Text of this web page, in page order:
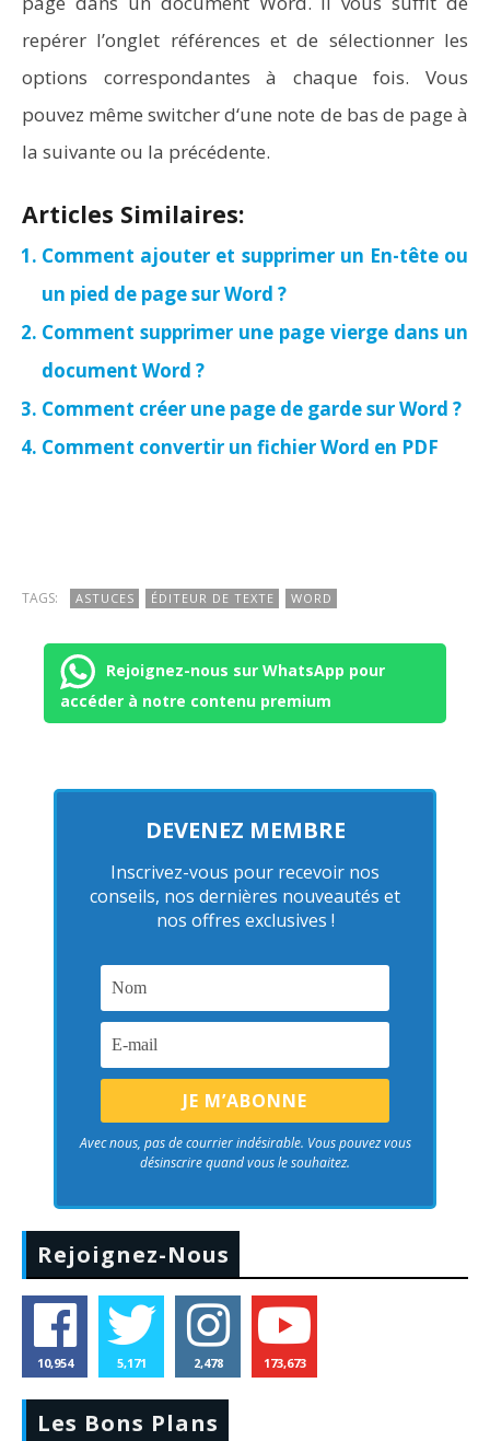
repérer l’onglet références et de sélectionner les
options correspondantes à chaque fois. Vous
pouvez même switcher d‘une note de bas de page à
la suivante ou la précédente.
Articles Similaires:
Comment ajouter et supprimer un En-tête ou
un pied de page sur Word ?
Comment supprimer une page vierge dans un
document Word ?
Comment créer une page de garde sur Word ?
Comment convertir un fichier Word en PDF
TAGS: ASTUCES ÉDITEUR DE TEXTE WORD
Rejoignez-nous sur WhatsApp pour
accéder à notre contenu premium
DEVENEZ MEMBRE
Inscrivez-vous pour recevoir nos
conseils, nos dernières nouveautés et
nos offres exclusives !
Avec nous, pas de courrier indésirable. Vous pouvez vous
désinscrire quand vous le souhaitez.
Rejoignez-Nous
10,954 5,171 2,478 173,673
Les Bons Plans